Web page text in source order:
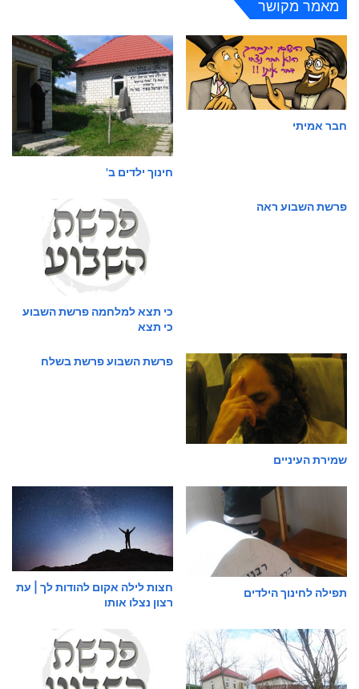
מאמר מקושר
חבר אמיתי
חינוך ילדים ב'
פרשת השבוע ראה
כי תצא למלחמה פרשת השבוע
כי תצא
שמירת העיניים
פרשת השבוע פרשת בשלח
תפילה לחינוך הילדים
חצות לילה אקום להודות לך | עת
רצון נצלו אותו